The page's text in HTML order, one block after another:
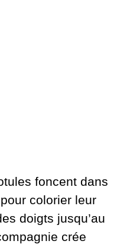
foncent dans
colorier leur
doigts jusqu’au
crée